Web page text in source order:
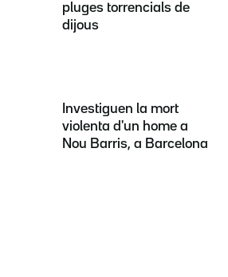
pluges torrencials de
dijous
Investiguen la mort
violenta d'un home a
Nou Barris, a Barcelona